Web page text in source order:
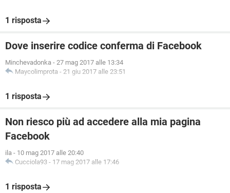
1 risposta
Dove inserire codice conferma di Facebook
Minchevadonka - 27 mag 2017 alle 13:34
Maycolimprota - 21 giu 2017 alle 23:51
1 risposta
Non riesco più ad accedere alla mia pagina
Facebook
ila - 10 mag 2017 alle 20:40
Cucciola93 - 17 mag 2017 alle 17:46
1 risposta